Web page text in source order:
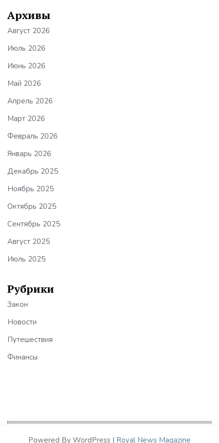
Архивы
Август 2026
Июль 2026
Июнь 2026
Май 2026
Апрель 2026
Март 2026
Февраль 2026
Январь 2026
Декабрь 2025
Ноябрь 2025
Октябрь 2025
Сентябрь 2025
Август 2025
Июль 2025
Рубрики
Закон
Новости
Путешествия
Финансы
Powered By WordPress | Royal News Magazine